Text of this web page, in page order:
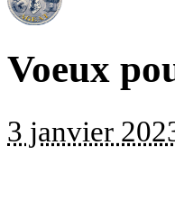
Voeux
3 janvier